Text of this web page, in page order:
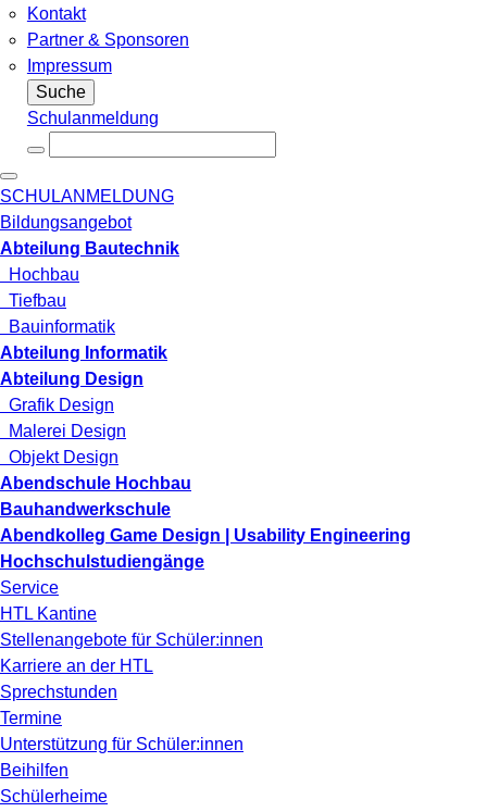
Kontakt
Partner & Sponsoren
Impressum
Suche
Schulanmeldung
SCHULANMELDUNG
Bildungsangebot
Abteilung Bautechnik
Hochbau
Tiefbau
Bauinformatik
Abteilung Informatik
Abteilung Design
Grafik Design
Malerei Design
Objekt Design
Abendschule Hochbau
Bauhandwerkschule
Abendkolleg Game Design | Usability Engineering
Hochschulstudiengänge
Service
HTL Kantine
Stellenangebote für Schüler:innen
Karriere an der HTL
Sprechstunden
Termine
Unterstützung für Schüler:innen
Beihilfen
Schülerheime